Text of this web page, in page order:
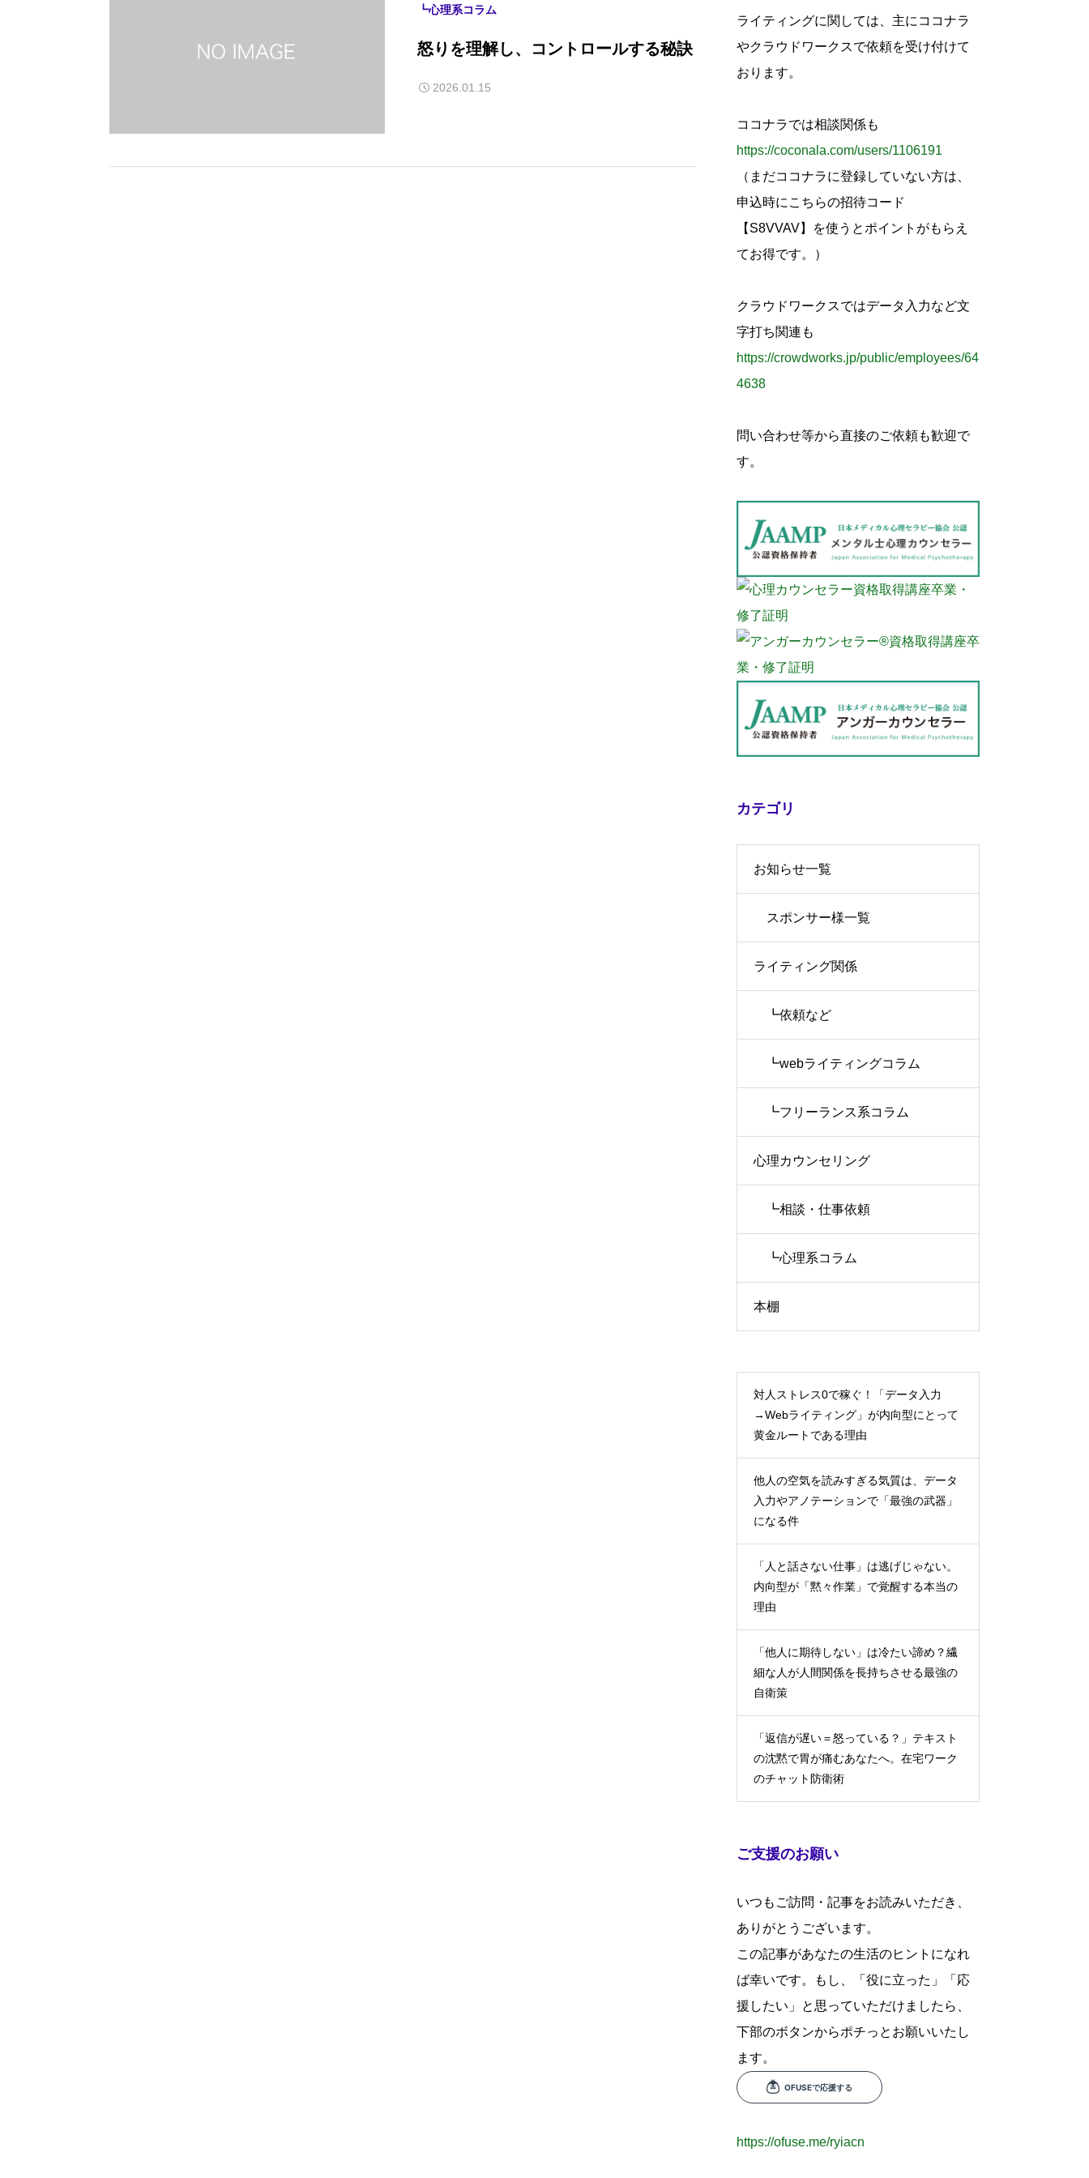
┗心理系コラム
怒りを理解し、コントロールする秘訣
2026.01.15
:ライティングに関しては、主にココナラ
やクラウドワークスで依頼を受け付けて
おります。
ココナラでは相談関係も
https://coconala.com/users/1106191
（まだココナラに登録していない方は、
申込時にこちらの招待コード
【S8VVAV】を使うとポイントがもらえ
てお得です。）
クラウドワークスではデータ入力など文
字打ち関連も
https://crowdworks.jp/public/employees/64
4638
問い合わせ等から直接のご依頼も歓迎で
す。
カテゴリ
お知らせ一覧
スポンサー様一覧
ライティング関係
┗依頼など
┗webライティングコラム
┗フリーランス系コラム
心理カウンセリング
┗相談・仕事依頼
┗心理系コラム
本棚
対人ストレス0で稼ぐ！「データ入力
→Webライティング」が内向型にとって
黄金ルートである理由
他人の空気を読みすぎる気質は、データ
入力やアノテーションで「最強の武器」
になる件
「人と話さない仕事」は逃げじゃない。
内向型が「黙々作業」で覚醒する本当の
理由
「他人に期待しない」は冷たい諦め？繊
細な人が人間関係を長持ちさせる最強の
自衛策
「返信が遅い＝怒っている？」テキスト
の沈黙で胃が痛むあなたへ。在宅ワーク
のチャット防衛術
ご支援のお願い
いつもご訪問・記事をお読みいただき、
ありがとうございます。
この記事があなたの生活のヒントになれ
ば幸いです。もし、「役に立った」「応
援したい」と思っていただけましたら、
下部のボタンからポチっとお願いいたし
ます。
https://ofuse.me/ryiacn